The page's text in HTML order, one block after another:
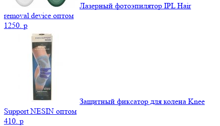
Лазерный фотоэпилятор IPL Hair
removal device оптом
1250. p
Защитный фиксатор для колена Knee
Support NESIN оптом
410. p